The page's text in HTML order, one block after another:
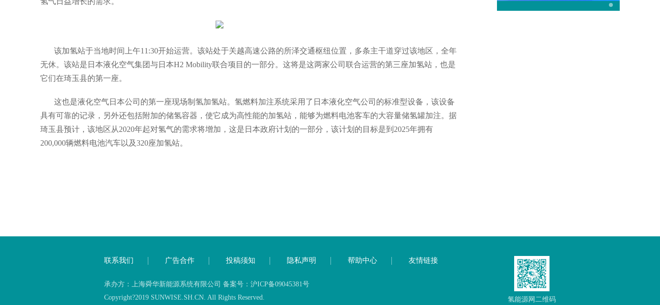
该加氢站于当地时间上午11:30开始运营。该站处于关越高速公路的所泽交通枢纽位置，多条主干道穿过该地区，全年
无休。该站是日本液化空气集团与日本H2 Mobility联合项目的一部分。这将是这两家公司联合运营的第三座加氢站，也是
它们在琦玉县的第一座。
这也是液化空气日本公司的第一座现场制氢加氢站。氢燃料加注系统采用了日本液化空气公司的标准型设备，该设备
具有可靠的记录，另外还包括附加的储氢容器，使它成为高性能的加氢站，能够为燃料电池客车的大容量储氢罐加注。据
琦玉县预计，该地区从2020年起对氢气的需求将增加，这是日本政府计划的一部分，该计划的目标是到 2025年拥有
200,000辆燃料电池汽车以及320座加氢站。
联系我们 广告合作 投稿须知 隐私声明 帮助中心 友情链接
承办方：上海舜华新能源系统有限公司 备案号：沪ICP备09045381号
Copyright?2019 SUNWISE.SH.CN. All Rights Reserved.
氢能源网二维码